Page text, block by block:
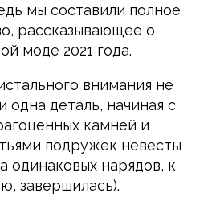
мы составили полное
рассказывающее о
моде 2021 года.
внимания не
одна деталь, начиная с
камней и
подружек невесты
одинаковых нарядов, к
завершилась).